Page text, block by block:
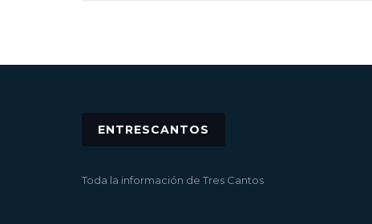
ENTRESCANTOS
Toda la información de Tres Cantos